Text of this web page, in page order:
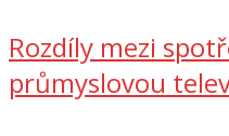
Rozdíly mezi
průmyslovou